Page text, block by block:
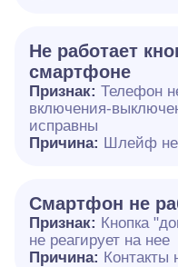
Не работает
смартфоне
Признак: Телефон
включения-
исправны
Причина: Шлейф
Смартфон не
Признак: Кнопка
не реагирует на нее
Причина: Контакты